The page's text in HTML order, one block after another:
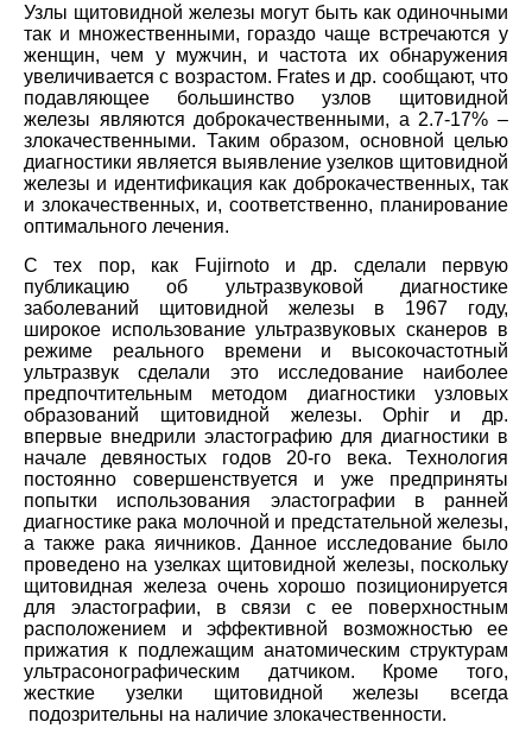
Узлы щитовидной железы могут быть как одиночными
так и множественными, гораздо чаще встречаются у
женщин, чем у мужчин, и частота их обнаружения
увеличивается с возрастом. Frates и др. сообщают, что
подавляющее большинство узлов щитовидной
железы являются доброкачественными, а 2.7-17% –
злокачественными. Таким образом, основной целью
диагностики является выявление узелков щитовидной
железы и идентификация как доброкачественных, так
и злокачественных, и, соответственно, планирование
оптимального лечения.
С тех пор, как Fujirnoto и др. сделали первую
публикацию об ультразвуковой диагностике
заболеваний щитовидной железы в 1967 году,
широкое использование ультразвуковых сканеров в
режиме реального времени и высокочастотный
ультразвук сделали это исследование наиболее
предпочтительным методом диагностики узловых
образований щитовидной железы. Ophir и др.
впервые внедрили эластографию для диагностики в
начале девяностых годов 20-го века. Технология
постоянно совершенствуется и уже предприняты
попытки использования эластографии в ранней
диагностике рака молочной и предстательной железы,
а также рака яичников. Данное исследование было
проведено на узелках щитовидной железы, поскольку
щитовидная железа очень хорошо позиционируется
для эластографии, в связи с ее поверхностным
расположением и эффективной возможностью ее
прижатия к подлежащим анатомическим структурам
ультрасонографическим датчиком. Кроме того,
жесткие узелки щитовидной железы всегда
подозрительны на наличие злокачественности.